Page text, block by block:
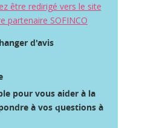
être redirigé vers le site
partenaire SOFINCO
d'avis
pour vous aider à la
à vos questions à